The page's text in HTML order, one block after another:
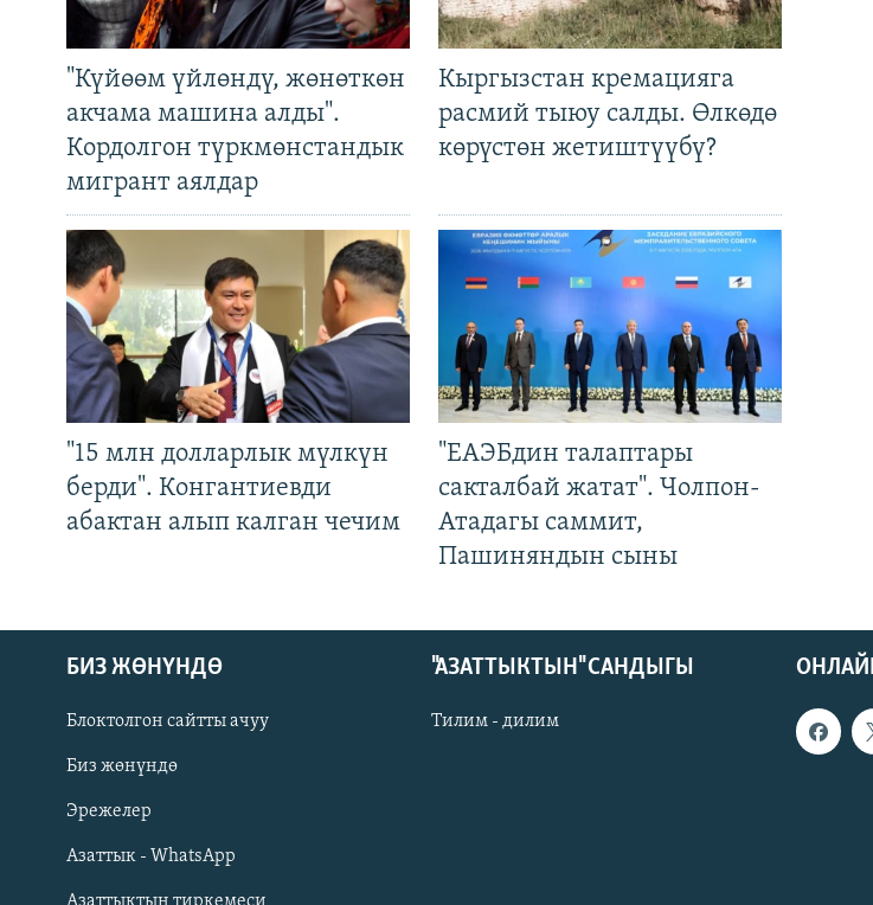
Русский
ОНЛАЙН ШЕРИНЕ
"Күйөөм үйлөндү, жөнөткөн
акчама машина алды".
Кордолгон түркмөнстандык
мигрант аялдар
Кыргызстан кремацияга
расмий тыюу салды. Өлкөдө
көрүстөн жетиштүүбү?
"15 млн долларлык мүлкүн
берди". Конгантиевди
абактан алып калган чечим
"ЕАЭБдин талаптары
сакталбай жатат". Чолпон-
Атадагы саммит,
Пашиняндын сыны
БИЗ ЖӨНҮНДӨ
Блоктолгон сайтты ачуу
Биз жөнүндө
Эрежелер
Азаттык - WhatsApp
"АЗАТТЫКТЫН" САНДЫГЫ
Тилим - дилим